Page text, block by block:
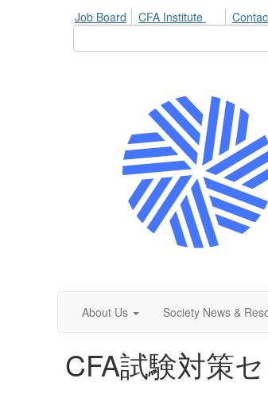
Job Board CFA Institute
About Us Society News &
CFA試験対策